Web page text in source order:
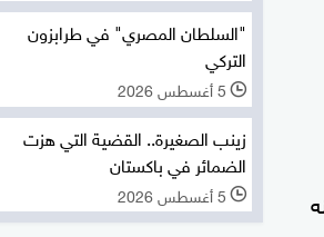
"السلطان المصري" في طرابزون
التركي
l 5 أغسطس 2026
زينب الصغيرة.. القضية التي هزت
الضمائر في باكستان
l 5 أغسطس 2026